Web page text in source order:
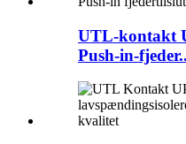
UTL-kontakt
Push-in-